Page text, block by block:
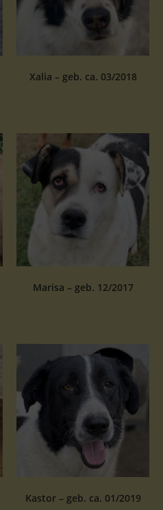
Xalia – geb. ca. 03/2018
Marisa – geb. 12/2017
Kastor – geb. ca. 01/2019